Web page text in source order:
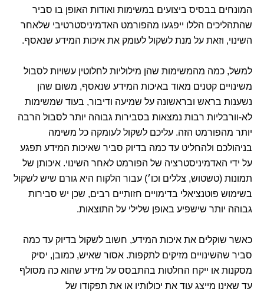
המונחים בבסיס ביצועים במשימות ואודות האופן בו סביר
שהתהליכים הללו ייפגעו מהפורמט האדמיניסטרטיבי שלאחר
השינוי, וזאת על מנת לשקול לעומק את איכות המידע שנאסף.
למשל, כמה מהמשימות שהן מילוליות לחלוטין עשויות לסבול
משינויים קטנים מאוד באיכות המידע שנאסף, משום שהן
נשענות בראש ובראשונה על שמיעה ודיבור, בעוד שמשימות
לא-וורבליות רבות נמצאות בסבירות גבוהה יותר לסבול הרבה
יותר מהפורמט הזה. עליכם לשקול לעומקה כל משימה
בניהולכם ולהחליט עד כמה בדיוק סביר שאיכות המידע תפגע
על ידי האדמיניסטרציה של הפורמט לאחר השינוי. איכותן של
תמונות (טשטוש, צללים וכו׳) עבור הלקוח היא גורם שיש לשקול
בשימוש פוטנציאלי בדימויים חזותיים רבים, שכן יש סבירות
גבוהה יותר שישפיע באופן שלילי על התוצאות.
כאשר שוקלים את איכות המידע, חשוב לשקול בדיוק עד כמה
סביר שהשינויים מזיקים לתקפות. אסור שאיש, כמובן, יסיק
מסקנות או ייקח החלטות בהתבסס על מידע שהוא כה מסולף
עד שאינו מייצג עוד את יכולותיו או את תפקודו של